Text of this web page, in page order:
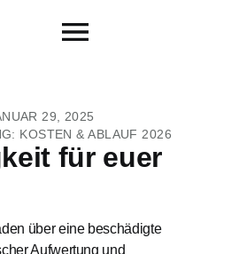
KOSTEN & ABLAUF 2026
29, 2025
für euer
über eine beschädigte
Aufwertung und